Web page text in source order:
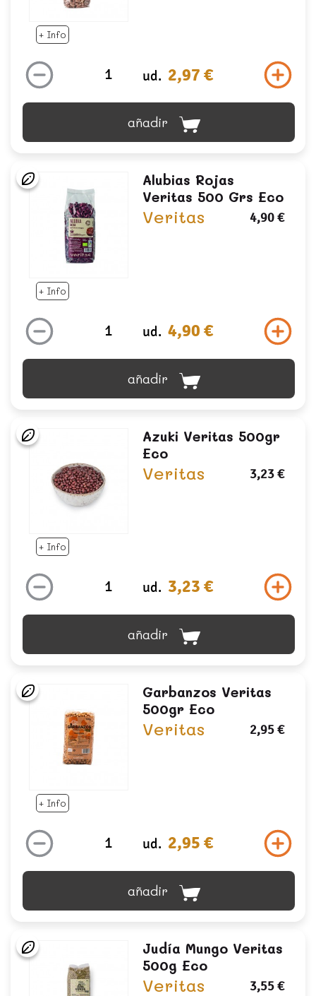
+ Info
ud. 2,97 €
añadir
+ Info
Alubias Rojas
Veritas 500 Grs Eco
Veritas 4,90 €
ud. 4,90 €
añadir
+ Info
Azuki Veritas 500gr
Eco
Veritas 3,23 €
ud. 3,23 €
añadir
+ Info
Garbanzos Veritas
500gr Eco
Veritas 2,95 €
ud. 2,95 €
añadir
Judía Mungo Veritas
500g Eco
Veritas 3,55 €